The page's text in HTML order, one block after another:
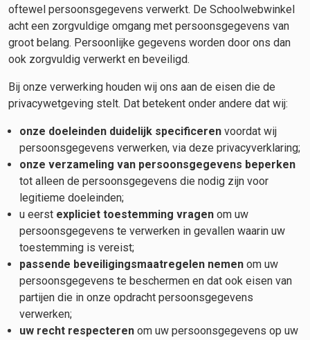
oftewel persoonsgegevens verwerkt. De Schoolwebwinkel
acht een zorgvuldige omgang met persoonsgegevens van
groot belang. Persoonlijke gegevens worden door ons dan
ook zorgvuldig verwerkt en beveiligd.
Bij onze verwerking houden wij ons aan de eisen die de
privacywetgeving stelt. Dat betekent onder andere dat wij:
onze doeleinden duidelijk specificeren voordat wij
persoonsgegevens verwerken, via deze privacyverklaring;
onze verzameling van persoonsgegevens beperken
tot alleen de persoonsgegevens die nodig zijn voor
legitieme doeleinden;
u eerst expliciet toestemming vragen om uw
persoonsgegevens te verwerken in gevallen waarin uw
toestemming is vereist;
passende beveiligingsmaatregelen nemen om uw
persoonsgegevens te beschermen en dat ook eisen van
partijen die in onze opdracht persoonsgegevens
verwerken;
uw recht respecteren om uw persoonsgegevens op uw